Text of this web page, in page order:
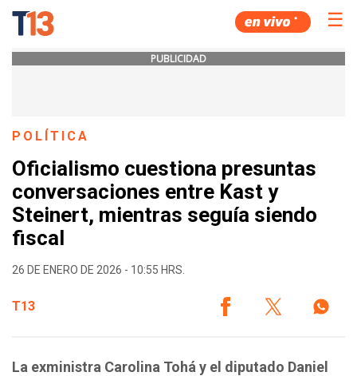
☰
PUBLICIDAD
POLÍTICA
Oficialismo cuestiona presuntas
conversaciones entre Kast y
Steinert, mientras seguía siendo
fiscal
26 DE ENERO DE 2026 - 10:55 HRS.
T13
La exministra Carolina Tohá y el diputado Daniel